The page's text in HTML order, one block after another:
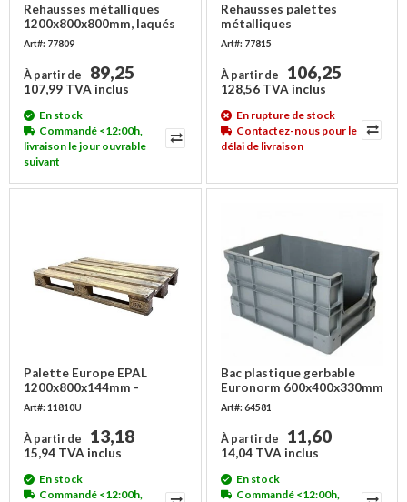
Rehausses métalliques
1200x800x800mm, laqués
vert
Art#: 77809
À partir de 89,25
107,99 TVA inclus
En stock
Commandé <12:00h,
livraison le jour ouvrable
suivant
Rehausses palettes
métalliques
1200x800x1000 mm
Art#: 77815
À partir de 106,25
128,56 TVA inclus
En rupture de stock
Contactez-nous pour le
délai de livraison
Palette Europe EPAL
1200x800x144mm -
occasion, 1500 kg
Art#: 11810U
À partir de 13,18
15,94 TVA inclus
En stock
Commandé <12:00h,
Bac plastique gerbable
Euronorm 600x400x330mm
Art#: 64581
À partir de 11,60
14,04 TVA inclus
En stock
Commandé <12:00h,